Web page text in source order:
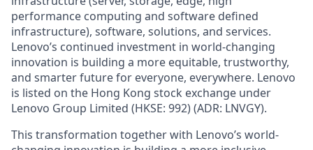
performance computing and software defined
infrastructure), software, solutions, and services.
Lenovo’s continued investment in world-changing
innovation is building a more equitable, trustworthy,
and smarter future for everyone, everywhere. Lenovo
is listed on the Hong Kong stock exchange under
Lenovo Group Limited (HKSE: 992) (ADR: LNVGY).
This transformation together with Lenovo’s world-